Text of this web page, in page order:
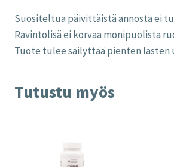
Suositeltua päivittäistä annosta ei
Ravintolisä ei korvaa monipuolista
Tuote tulee säilyttää pienten
Tutustu myös